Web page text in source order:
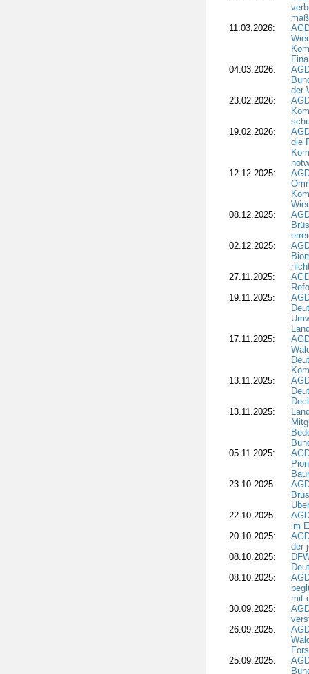
11.03.2026:
04.03.2026:
der
23.02.2026:
19.02.2026:
die
12.12.2025:
08.12.2025:
02.12.2025:
27.11.2025:
19.11.2025:
17.11.2025:
13.11.2025:
13.11.2025:
05.11.2025:
23.10.2025:
22.10.2025:
im
20.10.2025:
der
08.10.2025:
08.10.2025:
mit
30.09.2025:
26.09.2025:
25.09.2025: